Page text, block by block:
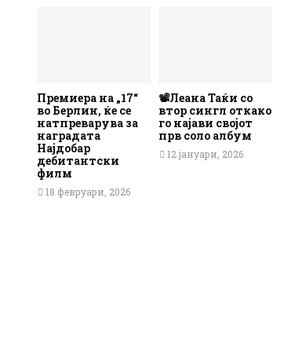
Премиера на „17“
во Берлин, ќе се
натпреварува за
наградата
Најдобар
дебитантски
филм
18 февруари, 2026
📽️Леана Таќи со
втор сингл откако
го најави својот
прв соло албум
12 јануари, 2026